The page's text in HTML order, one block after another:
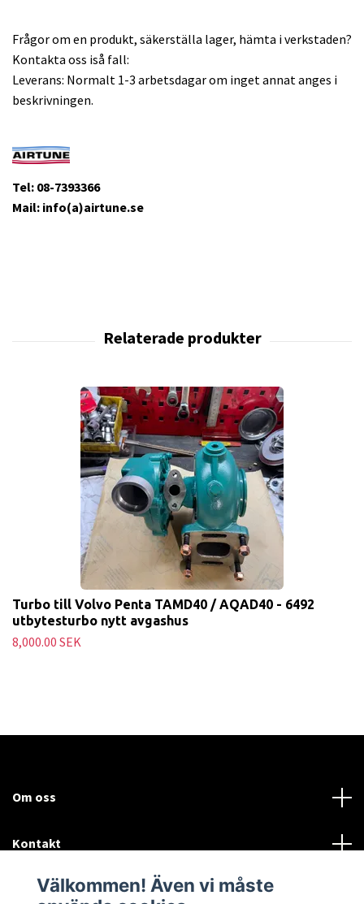
Frågor om en produkt, säkerställa lager, hämta i verkstaden?
Kontakta oss iså fall:
Leverans: Normalt 1-3 arbetsdagar om inget annat anges i
beskrivningen.
Tel: 08-7393366
Mail: info(a)airtune.se
Turbo till Volvo Penta TAMD40 / AQAD40 - 6492
utbytesturbo nytt avgashus
8,000.00 SEK
Om oss
Kontakt
Mer information:
Välkommen! Även vi måste